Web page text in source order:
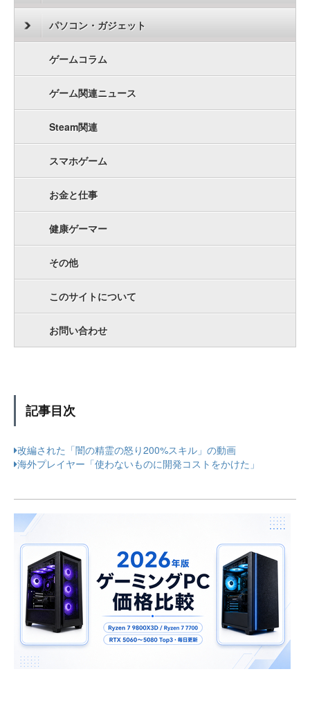
パソコン・ガジェット
ゲームコラム
ゲーム関連ニュース
Steam関連
スマホゲーム
お金と仕事
健康ゲーマー
その他
このサイトについて
お問い合わせ
記事目次
改編された「闇の精霊の怒り200%スキル」の動画
海外プレイヤー「使わないものに開発コストをかけた」